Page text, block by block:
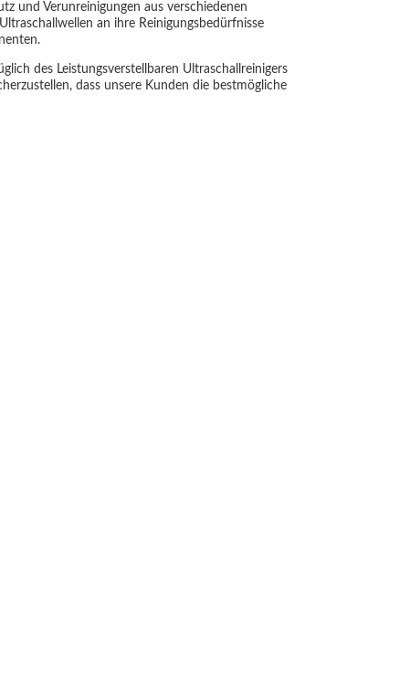
und Verunreinigungen aus verschiedenen
an ihre Reinigungsbedürfnisse
des Leistungsverstellbaren Ultraschallreinigers
dass unsere Kunden die bestmögliche